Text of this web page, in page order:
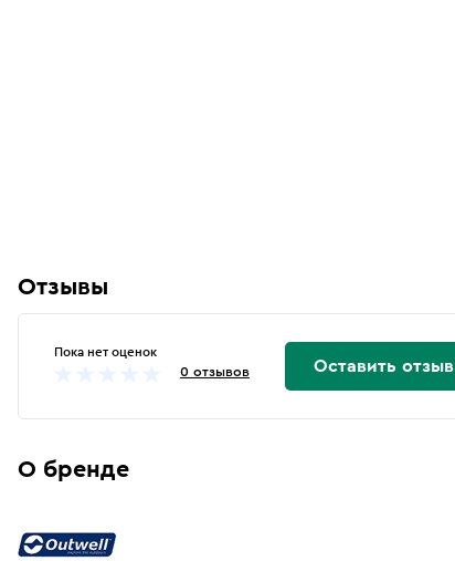
Отзывы
Пока нет оценок
0 отзывов Оставить отзыв
О бренде